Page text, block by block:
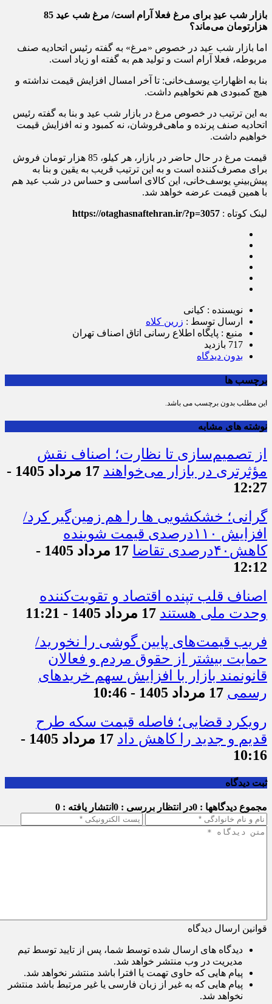
بازار شب عیدِ برای مرغ فعلا آرام است/ مرغ شب عید 85
هزارتومان می‌ماند؟
اما بازار شب عید در خصوص «مرغ» به گفته رئیس اتحادیه صنف
مربوطه، فعلا آرام است و تولید هم به گفته او زیاد است.
بنا به اظهاراتِ یوسف‌خانی: تا آخر امسال افزایش قیمت نداشته و
هیچ کمبودی هم نخواهیم داشت.
به این ترتیب در خصوص مرغ در بازار شب عید و بنا به گفته رئیس
اتحادیه صنف پرنده و ماهی‌فروشان، نه کمبود و نه افزایش قیمت
خواهیم داشت.
قیمت مرغ در حال حاضر در بازار، هر کیلو، 85 هزار تومان فروش
برای مصرف‌کننده است و به این ترتیب قریب به یقین و بنا به
پیش‌بینیِ یوسف‌خانی، این کالای اساسی و حساس در شب عید هم
با همین قیمت عرضه خواهد شد.
لینک کوتاه : https://otaghasnaftehran.ir/?p=3057
نویسنده : کیانی
ارسال توسط : زرین کلاه
منبع : پایگاه اطلاع ‎رسانی اتاق اصناف تهران
717 بازدید
بدون دیدگاه
برچسب ها
این مطلب بدون برچسب می باشد.
نوشته های مشابه
از تصمیم‌سازی تا نظارت؛ اصناف نقش
مؤثرتری در بازار می‌خواهند
17 مرداد 1405 -
12:27
گرانی؛ خشکشویی‌ ها را هم زمین‌گیر کرد/
افزایش ۱۱۰درصدی قیمت شوینده
کاهش۴۰درصدی تقاضا
17 مرداد 1405 -
12:12
اصناف قلب تپنده اقتصاد و تقویت‌کننده
وحدت ملی هستند 17 مرداد 1405 - 11:21
فریب قیمت‌های پایین گوشی را نخورید/
حمایت بیشتر از حقوق مردم و فعالان
قانونمند بازار با افزایش سهم خریدهای
رسمی 17 مرداد 1405 - 10:46
رویکرد قضایی؛ فاصله قیمت سکه طرح
قدیم و جدید را کاهش داد
17 مرداد 1405 -
10:16
ثبت دیدگاه
مجموع دیدگاهها : 0 در انتظار بررسی : 0 انتشار یافته : 0
قوانین ارسال دیدگاه
دیدگاه های ارسال شده توسط شما، پس از تایید توسط تیم
مدیریت در وب منتشر خواهد شد.
پیام هایی که حاوی تهمت یا افترا باشد منتشر نخواهد شد.
پیام هایی که به غیر از زبان فارسی یا غیر مرتبط باشد منتشر
نخواهد شد.